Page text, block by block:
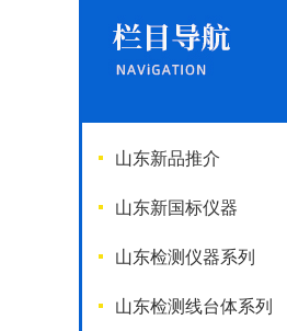
山东新品推介
山东新国标仪器
山东检测仪器系列
山东检测线台体系列